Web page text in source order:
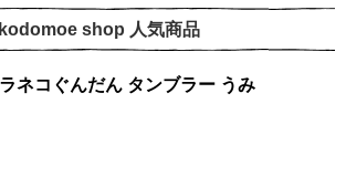
kodomoe shop 人気商品
ノラネコぐんだん タンブラー うみ